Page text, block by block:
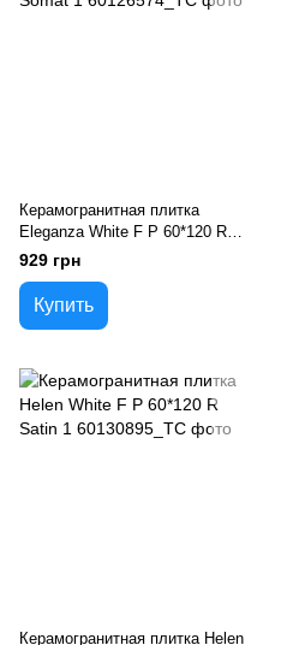
Керамогранитная плитка
Eleganza White F P 60*120 R
Somat 1
929 грн
Купить
Керамогранитная плитка Helen